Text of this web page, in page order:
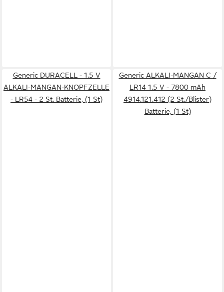
Generic DURACELL - 1.5 V
ALKALI-MANGAN-KNOPFZELLE
- LR54 - 2 St. Batterie, (1 St)
Generic ALKALI-MANGAN C /
LR14 1.5 V - 7800 mAh
4914.121.412 (2 St./Blister)
Batterie, (1 St)